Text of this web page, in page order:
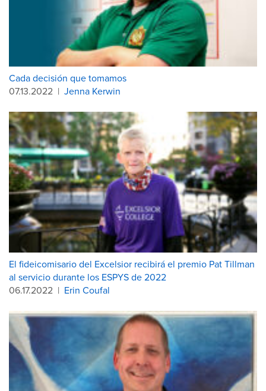
Cada decisión que tomamos
07.13.2022 | Jenna Kerwin
El fideicomisario del Excelsior recibirá el premio Pat Tillman
al servicio durante los ESPYS de 2022
06.17.2022 | Erin Coufal